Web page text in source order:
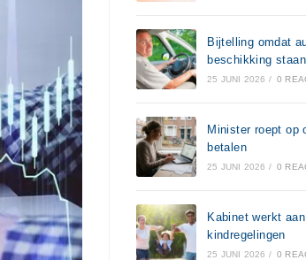
Bijtelling omdat
beschikking staan
25 JUNI 2026 / 0
Minister roept op
betalen
25 JUNI 2026 / 0
Kabinet werkt
kindregelingen
25 JUNI 2026 / 0